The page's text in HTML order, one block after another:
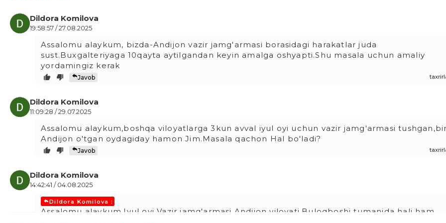
Dildora Komilova
19:58:57 / 27.08.2025
Assalomu alaykum, bizda-Andijon vazir jamg'armasi borasidagi harakatlar juda
sust.Buxgalteriyaga 10qayta aytilgandan keyin amalga oshyapti.Shu masala uchun amaliy
yordamingiz kerak
Javob
Dildora Komilova
11:09:28 / 29.07.2025
Assalomu alaykum,boshqa viloyatlarga 3kun avval iyul oyi uchun vazir jamg'armasi
Andijon o'tgan oydagiday hamon Jim.Masala qachon Hal bo'ladi?
Javob
Dildora Komilova
14:42:41 / 04.08.2025
Dildora Komilova :
Assalomu alaykum,Iyul oyi Vazir jamg'armasi Andijon viloyati,Buloqboshi tumanida hali ham